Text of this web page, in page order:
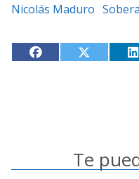
Nicolás Maduro
Te